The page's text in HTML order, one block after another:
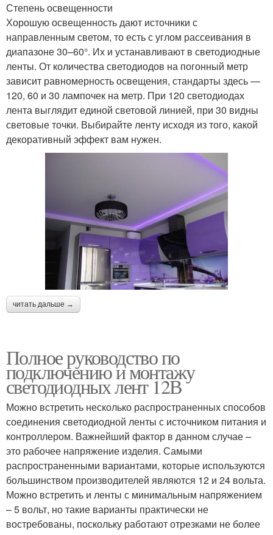
Степень освещенности
Хорошую освещенность дают источники с
направленным светом, то есть с углом рассеивания в
диапазоне 30–60°. Их и устанавливают в светодиодные
ленты. От количества светодиодов на погонный метр
зависит равномерность освещения, стандарты здесь —
120, 60 и 30 лампочек на метр. При 120 светодиодах
лента выглядит единой световой линией, при 30 видны
световые точки. Выбирайте ленту исходя из того, какой
декоративный эффект вам нужен.
читать дальше →
Полное руководство по
подключению и монтажу
светодиодных лент 12В
Можно встретить несколько распространенных способов
соединения светодиодной ленты с источником питания и
контроллером. Важнейший фактор в данном случае –
это рабочее напряжение изделия. Самыми
распространенными вариантами, которые используются
большинством производителей являются 12 и 24 вольта.
Можно встретить и ленты с минимальным напряжением
– 5 вольт, но такие варианты практически не
востребованы, поскольку работают отрезками не более